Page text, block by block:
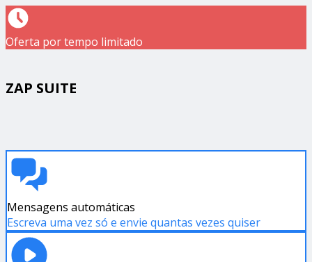
Oferta por tempo limitado
ZAP SUITE
Mensagens automáticas
Escreva uma vez só e envie quantas vezes quiser